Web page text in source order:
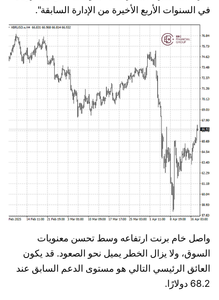
في السنوات الأربع الأخيرة من الإدارة السابقة".
واصل خام برنت ارتفاعه وسط تحسن معنويات
السوق، ولا يزال الخطر يميل نحو الصعود. قد يكون
العائق الرئيسي التالي هو مستوى الدعم السابق عند
68.2 دولارًا.